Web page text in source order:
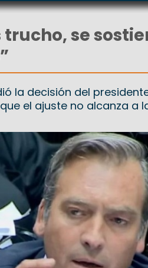
se
la decisión del
el ajuste no alcanza a